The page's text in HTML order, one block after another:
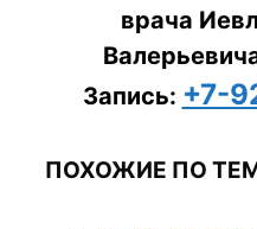
врача
Запись: +7-
ПОХОЖИЕ ПО